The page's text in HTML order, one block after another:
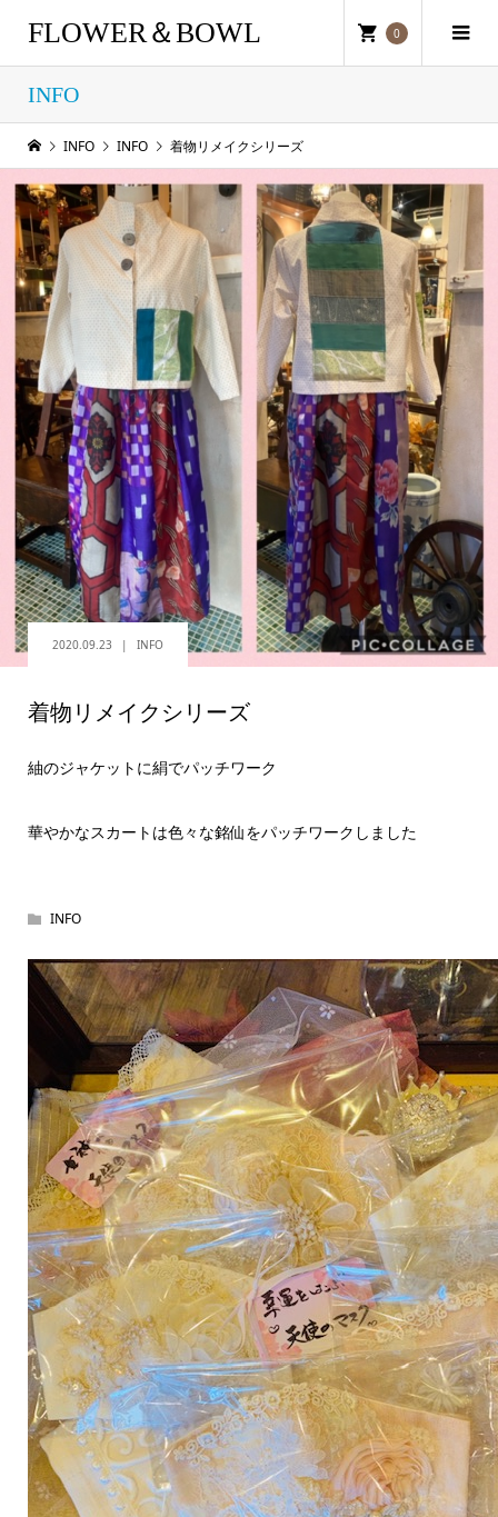
FLOWER＆BOWL 0
INFO
INFO INFO 着物リメイクシリーズ
2020.09.23 INFO
着物リメイクシリーズ
紬のジャケットに絹でパッチワーク
華やかなスカートは色々な銘仙をパッチワークしました
INFO